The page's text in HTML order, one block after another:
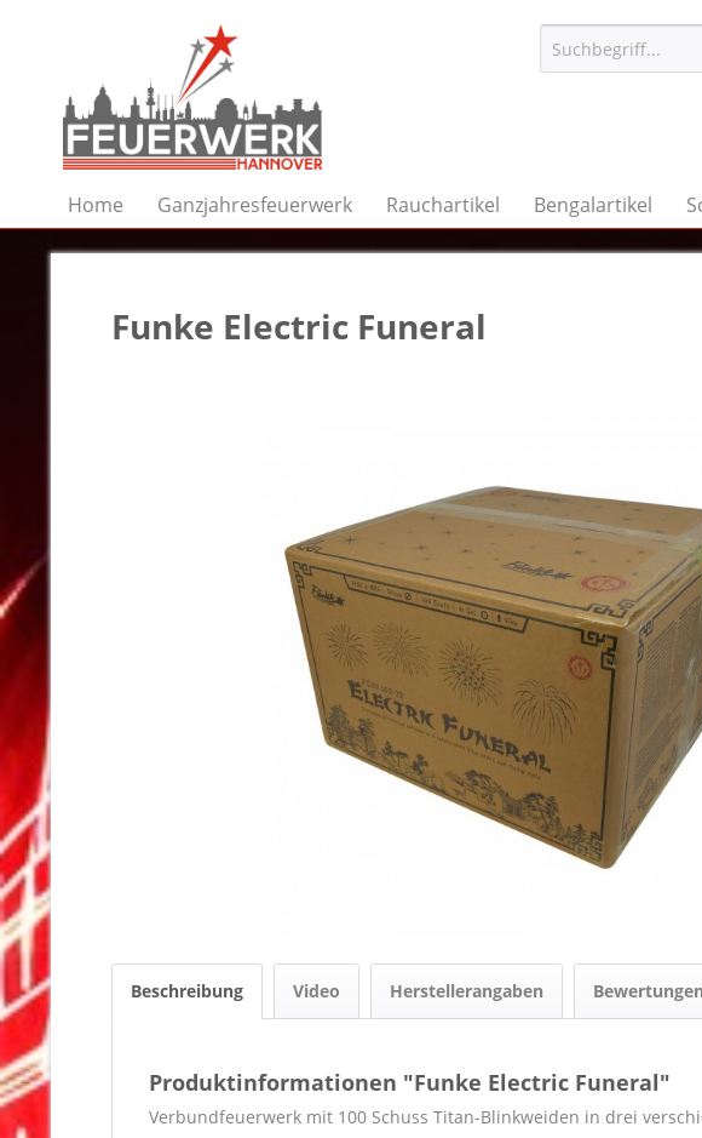
Home Ganzjahresfeuerwerk Rauchartikel Bengalartikel
Funke Electric Funeral
Beschreibung Video Herstellerangaben Bewertungen
Produktinformationen "Funke Electric Funeral"
Verbundfeuerwerk mit 100 Schuss Titan-Blinkweiden in drei